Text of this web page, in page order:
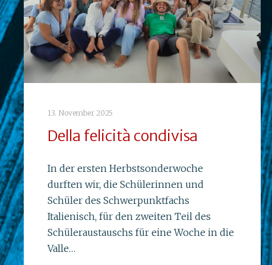
13. November 2025
Della felicità condivisa
In der ersten Herbstsonderwoche
durften wir, die Schülerinnen und
Schüler des Schwerpunktfachs
Italienisch, für den zweiten Teil des
Schüleraustauschs für eine Woche in die
Valle…